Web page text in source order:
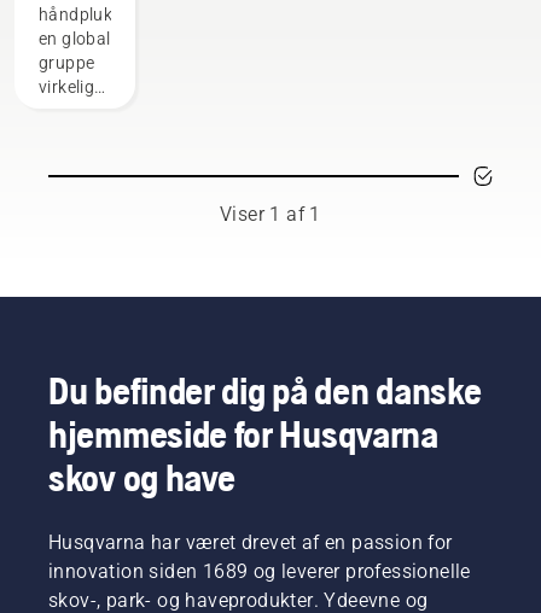
teamet -
vores
mest
krævende
håndplukket
en global
gruppe
virkelig
ambassadører
lande.
De er
vores H-
team.
Og de er
vores
krævende
brugere.
Viser 1 af 1
Du befinder dig på den danske
hjemmeside for Husqvarna
skov og have
Husqvarna har været drevet af en passion for
innovation siden 1689 og leverer professionelle
skov-, park- og haveprodukter. Ydeevne og